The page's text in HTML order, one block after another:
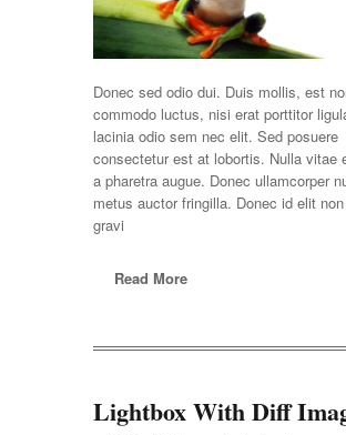
Donec sed odio dui. Duis mollis, est
commodo luctus, nisi erat porttitor
lacinia odio sem nec elit. Sed posuere
consectetur est at lobortis. Nulla vitae
a pharetra augue. Donec ullamcorper
metus auctor fringilla. Donec id elit
gravi
Read More
Lightbox With Diff